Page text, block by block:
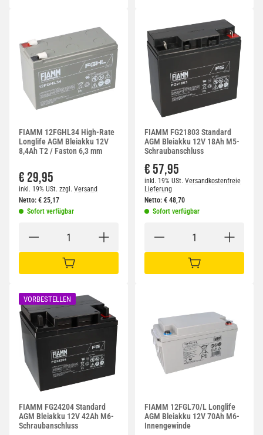
FIAMM 12FGHL34 High-Rate
Longlife AGM Bleiakku 12V
8,4Ah T2 / Faston 6,3 mm
€ 29,95
inkl. 19% USt. zzgl. Versand
Netto: € 25,17
Sofort verfügbar
IN DEN WARENKORB
FIAMM FG21803 Standard
AGM Bleiakku 12V 18Ah M5-
Schraubanschluss
€ 57,95
inkl. 19% USt. Versandkostenfreie
Lieferung
Netto: € 48,70
Sofort verfügbar
IN DEN WARENKORB
VORBESTELLEN
FIAMM FG24204 Standard
AGM Bleiakku 12V 42Ah M6-
Schraubanschluss
FIAMM 12FGL70/L Longlife
AGM Bleiakku 12V 70Ah M6-
Innengewinde